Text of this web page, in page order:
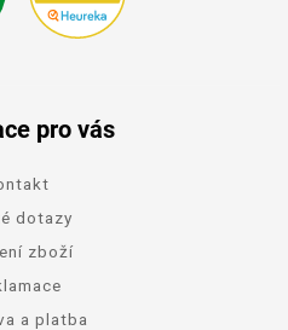
pro vás
dotazy
zboží
a platba